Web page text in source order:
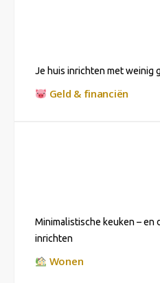
Je huis inrichten met weinig
Geld & financiën
Minimalistische keuken –
inrichten
Wonen